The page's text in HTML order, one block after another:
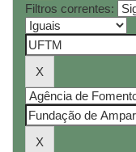
Filtros correntes: